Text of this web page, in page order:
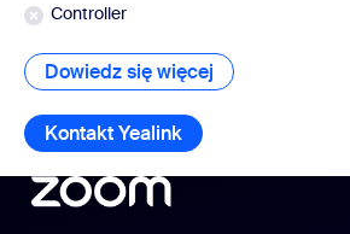
Controller
Dowiedz się więcej Dowiedz się
Kontakt Yealink Kontakt Yealink